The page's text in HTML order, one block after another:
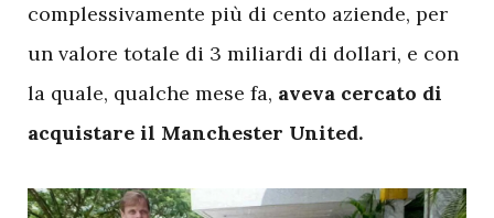
complessivamente più di cento aziende, per
un valore totale di 3 miliardi di dollari, e con
la quale, qualche mese fa, aveva cercato di
acquistare il Manchester United.